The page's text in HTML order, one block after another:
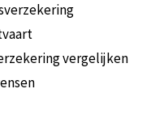
vergelijken